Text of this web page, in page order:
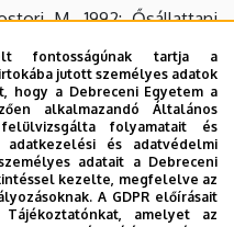
M. 1992: Ősállattani
Budapest,
–Tankönyvkiadó,
Invertebrata
–Nemzeti
p. 595
fontosságúnak tartja a
jutott személyes adatok
hogy a Debreceni Egyetem a
alkalmazandó Általános
folyamatait és
és adatvédelmi
adatait a Debreceni
kezelte, megfelelve az
A GDPR előírásait
amelyet az